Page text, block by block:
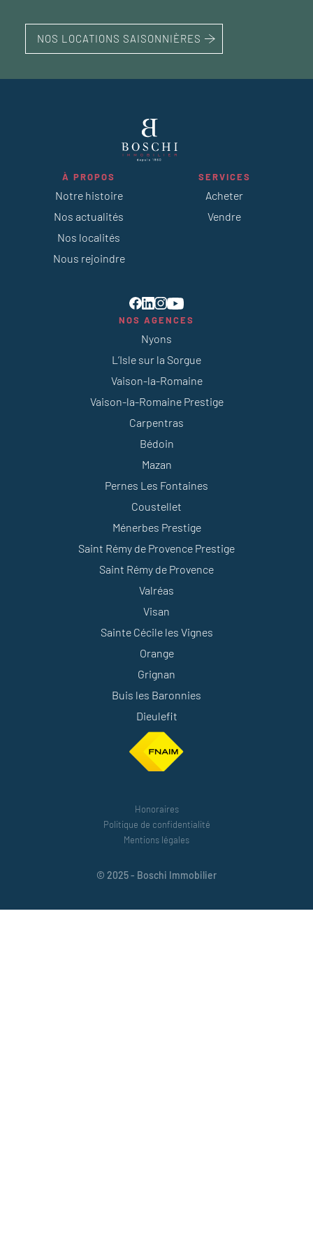
NOS LOCATIONS SAISONNIÈRES
À PROPOS
Notre histoire
Nos actualités
Nos localités
Nous rejoindre
SERVICES
Acheter
Vendre
NOS AGENCES
Nyons
L’Isle sur la Sorgue
Vaison-la-Romaine
Vaison-la-Romaine Prestige
Carpentras
Bédoin
Mazan
Pernes Les Fontaines
Coustellet
Ménerbes Prestige
Saint Rémy de Provence Prestige
Saint Rémy de Provence
Valréas
Visan
Sainte Cécile les Vignes
Orange
Grignan
Buis les Baronnies
Dieulefit
Honoraires
Politique de confidentialité
Mentions légales
© 2025 - Boschi Immobilier